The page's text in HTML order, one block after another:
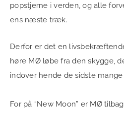
popstjerne i verden, og alle
ens næste træk.
Derfor er det en
høre MØ løbe fra den skygge,
indover hende de sidste mange
For på “New Moon” er MØ